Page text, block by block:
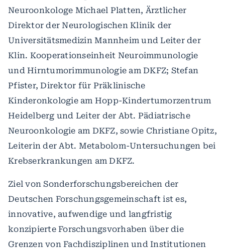
Neuroonkologe Michael Platten, Ärztlicher
Direktor der Neurologischen Klinik der
Universitätsmedizin Mannheim und Leiter der
Klin. Kooperationseinheit Neuroimmunologie
und Hirntumorimmunologie am DKFZ; Stefan
Pfister, Direktor für Präklinische
Kinderonkologie am Hopp-Kindertumorzentrum
Heidelberg und Leiter der Abt. Pädiatrische
Neuroonkologie am DKFZ, sowie Christiane Opitz,
Leiterin der Abt. Metabolom-Untersuchungen bei
Krebserkrankungen am DKFZ.
Ziel von Sonderforschungsbereichen der
Deutschen Forschungsgemeinschaft ist es,
innovative, aufwendige und langfristig
konzipierte Forschungsvorhaben über die
Grenzen von Fachdisziplinen und Institutionen